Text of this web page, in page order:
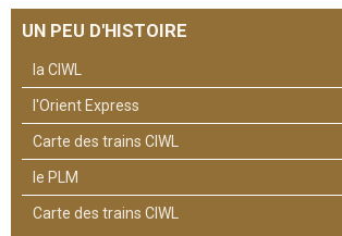
UN PEU D'HISTOIRE
la CIWL
l'Orient Express
Carte des trains CIWL
le PLM
Carte des trains CIWL